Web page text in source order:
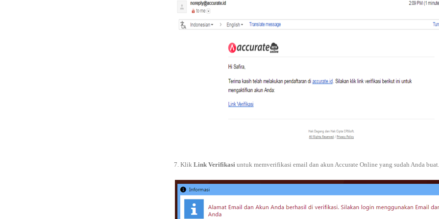
7. Klik Link Verifikasi untuk memverifikasi email dan akun Accurate Online yang sudah Anda buat.